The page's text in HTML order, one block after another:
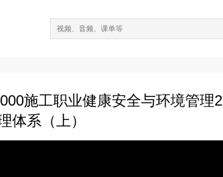
施工职业健康安全与环境管理
体系（上）